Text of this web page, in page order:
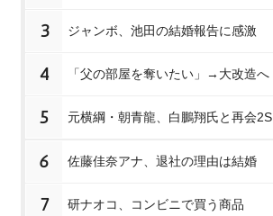
3 ジャンボ、池田の結婚報告に感激
4 「父の部屋を奪いたい」→大改造へ
5 元横綱・朝青龍、白鵬翔氏と再会2S
6 佐藤佳奈アナ、退社の理由は結婚
7 研ナオコ、コンビニで買う商品